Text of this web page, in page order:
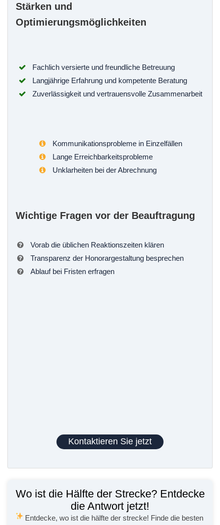
Stärken und
Optimierungsmöglichkeiten
Fachlich versierte und freundliche Betreuung
Langjährige Erfahrung und kompetente Beratung
Zuverlässigkeit und vertrauensvolle Zusammenarbeit
Kommunikationsprobleme in Einzelfällen
Lange Erreichbarkeitsprobleme
Unklarheiten bei der Abrechnung
Wichtige Fragen vor der Beauftragung
Vorab die üblichen Reaktionszeiten klären
Transparenz der Honorargestaltung besprechen
Ablauf bei Fristen erfragen
Kontaktieren Sie jetzt
Wo ist die Hälfte der Strecke? Entdecke
die Antwort jetzt!
Entdecke, wo ist die hälfte der strecke! Finde die besten